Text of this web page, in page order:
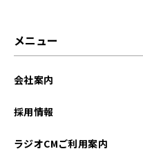
メニュー
会社案内
採用情報
ラジオCMご利用案内